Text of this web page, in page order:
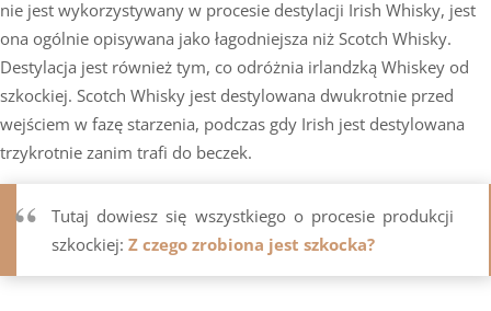
nie jest wykorzystywany w procesie destylacji Irish Whisky, jest
ona ogólnie opisywana jako łagodniejsza niż Scotch Whisky.
Destylacja jest również tym, co odróżnia irlandzką Whiskey od
szkockiej. Scotch Whisky jest destylowana dwukrotnie przed
wejściem w fazę starzenia, podczas gdy Irish jest destylowana
trzykrotnie zanim trafi do beczek.
Tutaj dowiesz się wszystkiego o procesie produkcji
szkockiej: Z czego zrobiona jest szkocka?